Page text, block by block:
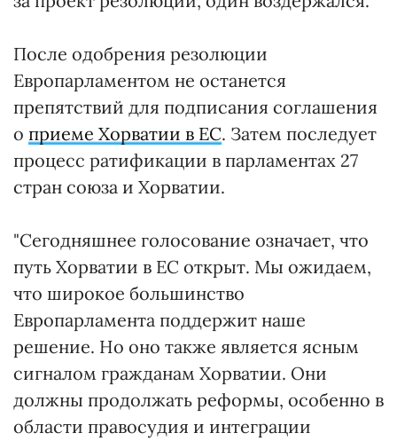
После одобрения резолюции
Европарламентом не останется
препятствий для подписания соглашения
о приеме Хорватии в ЕС. Затем последует
процесс ратификации в парламентах 27
стран союза и Хорватии.
"Сегодняшнее голосование означает, что
путь Хорватии в ЕС открыт. Мы ожидаем,
что широкое большинство
Европарламента поддержит наше
решение. Но оно также является ясным
сигналом гражданам Хорватии. Они
должны продолжать реформы, особенно в
области правосудия и интеграции